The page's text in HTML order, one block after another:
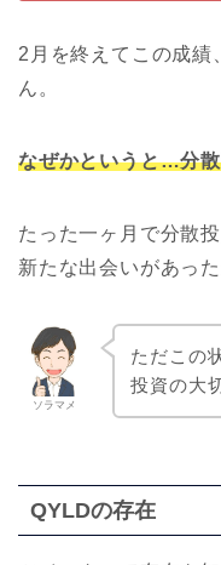
2月を終えてこの成績
ん。
なぜかというと…分
たった一ヶ月で分散
新たな出会いがあった
ソラマメ
ただこの
投資の大
QYLDの存在